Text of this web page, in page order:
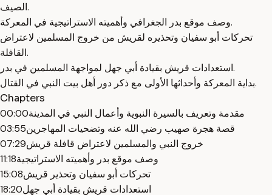
الصيف.
وصف موقع بدر الجغرافي وأهميته الاستراتيجية في المعركة.
تحركات أبو سفيان وتحذيره لقريش من خروج المسلمين لاعتراض
القافلة.
استعدادات قريش بقيادة أبي جهل لمواجهة المسلمين في بدر.
بداية المعركة وأحداثها الأولى مع ذكر دور أهل بيت النبي في القتال.
Chapters
00:00مقدمة وتعريف بالسيرة النبوية وأعمال النبي في المدينة
03:55قصة هجرة صهيب رضي الله عنه وتضحيات المهاجرين
07:29خروج النبي والمسلمين لاعتراض قافلة قريش
11:18وصف موقع بدر وأهميته الاستراتيجية
15:08تحركات أبو سفيان وتحذير قريش
18:20استعدادات قريش بقيادة أبي جهل